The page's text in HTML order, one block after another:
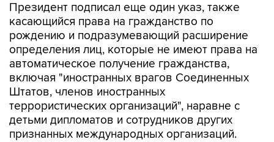
Президент подписал еще один указ, также
касающийся права на гражданство по
рождению и подразумевающий расширение
определения лиц, которые не имеют права на
автоматическое получение гражданства,
включая "иностранных врагов Соединенных
Штатов, членов иностранных
террористических организаций", наравне с
детьми дипломатов и сотрудников других
признанных международных организаций.